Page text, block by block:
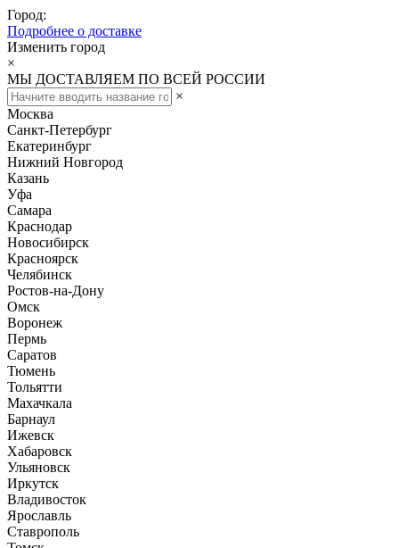
Город:
Подробнее о доставке
Изменить город
×
МЫ ДОСТАВЛЯЕМ ПО ВСЕЙ РОССИИ
×
Москва
Санкт-Петербург
Екатеринбург
Нижний Новгород
Казань
Уфа
Самара
Краснодар
Новосибирск
Красноярск
Челябинск
Ростов-на-Дону
Омск
Воронеж
Пермь
Саратов
Тюмень
Тольятти
Махачкала
Барнаул
Ижевск
Хабаровск
Ульяновск
Иркутск
Владивосток
Ярославль
Ставрополь